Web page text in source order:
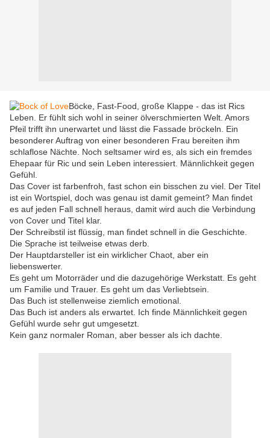
Böcke, Fast-Food, große Klappe - das ist Rics
Leben. Er fühlt sich wohl in seiner ölverschmierten Welt. Amors
Pfeil trifft ihn unerwartet und lässt die Fassade bröckeln. Ein
besonderer Auftrag von einer besonderen Frau bereiten ihm
schlaflose Nächte. Noch seltsamer wird es, als sich ein fremdes
Ehepaar für Ric und sein Leben interessiert. Männlichkeit gegen
Gefühl.
Das Cover ist farbenfroh, fast schon ein bisschen zu viel. Der Titel
ist ein Wortspiel, doch was genau ist damit gemeint? Man findet
es auf jeden Fall schnell heraus, damit wird auch die Verbindung
von Cover und Titel klar.
Der Schreibstil ist flüssig, man findet schnell in die Geschichte.
Die Sprache ist teilweise etwas derb.
Der Hauptdarsteller ist ein wirklicher Chaot, aber ein
liebenswerter.
Es geht um Motorräder und die dazugehörige Werkstatt. Es geht
um Familie und Trauer. Es geht um das Verliebtsein.
Das Buch ist stellenweise ziemlich emotional.
Das Buch ist anders als erwartet. Ich finde Männlichkeit gegen
Gefühl wurde sehr gut umgesetzt.
Kein ganz normaler Roman, aber besser als ich dachte.